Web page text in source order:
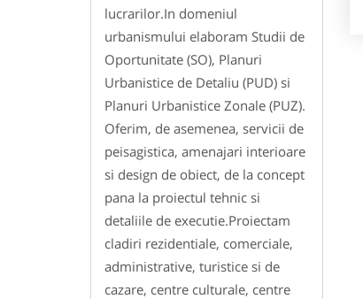
lucrarilor.In domeniul
urbanismului elaboram Studii de
Oportunitate (SO), Planuri
Urbanistice de Detaliu (PUD) si
Planuri Urbanistice Zonale (PUZ).
Oferim, de asemenea, servicii de
peisagistica, amenajari interioare
si design de obiect, de la concept
pana la proiectul tehnic si
detaliile de executie.Proiectam
cladiri rezidentiale, comerciale,
administrative, turistice si de
cazare, centre culturale, centre